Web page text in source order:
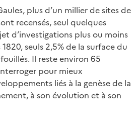
plus d’un millier de sites de
recensés, seul quelques
d’investigations plus ou moins
seuls 2,5% de la surface du
Il reste environ 65
pour mieux
liés à la genèse de la
à son évolution et à son